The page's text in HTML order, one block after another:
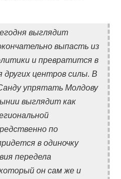
выглядит
выпасть из
и превратится в
других центров силы. В
упрятать Молдову
выглядит как
по
в одиночку
передела
он сам же и